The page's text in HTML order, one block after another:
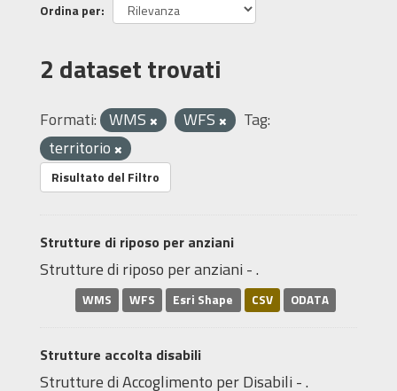
Ordina per
2 dataset trovati
Formati: WMS WFS
Tag:
territorio
Risultato del Filtro
Strutture di riposo per anziani
Strutture di riposo per anziani - .
WMS WFS Esri Shape CSV ODATA
Strutture accolta disabili
Strutture di Accoglimento per Disabili - .